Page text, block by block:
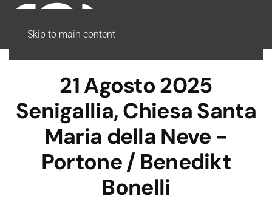
Skip to main content
21 Agosto 2025
Senigallia, Chiesa Santa
Maria della Neve -
Portone / Benedikt
Bonelli